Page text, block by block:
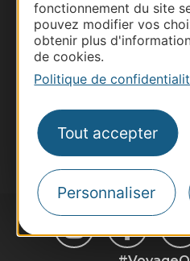
fonctionnement du site
pouvez modifier vos
obtenir plus
de cookies.
Politique de
Tout accepter
Personnaliser
Site presse et
Voyagistes
Destination Sport
Inscrivez-vous à la lettre
suggestions de séjours,
Je m'abonne